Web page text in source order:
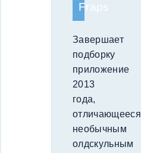
Fraps
Завершает
подборку
приложение
2013
года,
отличающееся
необычным
олдскульным